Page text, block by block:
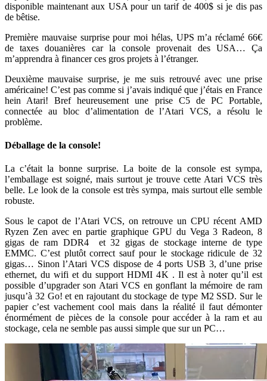
disponible maintenant aux USA pour un tarif de 400$ si je dis pas
de bêtise.
Première mauvaise surprise pour moi hélas, UPS m’a réclamé 66€
de taxes douanières car la console provenait des USA… Ça
m’apprendra à financer ces gros projets à l’étranger.
Deuxième mauvaise surprise, je me suis retrouvé avec une prise
américaine! C’est pas comme si j’avais indiqué que j’étais en France
hein Atari! Bref heureusement une prise C5 de PC Portable,
connectée au bloc d’alimentation de l’Atari VCS, a résolu le
problème.
Déballage de la console!
La c’était la bonne surprise. La boite de la console est sympa,
l’emballage est soigné, mais surtout je trouve cette Atari VCS très
belle. Le look de la console est très sympa, mais surtout elle semble
robuste.
Sous le capot de l’Atari VCS, on retrouve un CPU récent AMD
Ryzen Zen avec en partie graphique GPU du Vega 3 Radeon, 8
gigas de ram DDR4 et 32 gigas de stockage interne de type
EMMC. C’est plutôt correct sauf pour le stockage ridicule de 32
gigas… Sinon l’Atari VCS dispose de 4 ports USB 3, d’une prise
ethernet, du wifi et du support HDMI 4K . Il est à noter qu’il est
possible d’upgrader son Atari VCS en gonflant la mémoire de ram
jusqu’à 32 Go! et en rajoutant du stockage de type M2 SSD. Sur le
papier c’est vachement cool mais dans la réalité il faut démonter
énormément de pièces de la console pour accéder à la ram et au
stockage, cela ne semble pas aussi simple que sur un PC…